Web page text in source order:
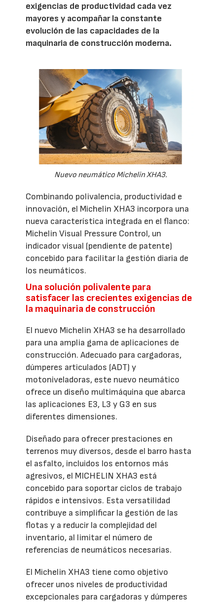
exigencias de productividad cada vez
mayores y acompañar la constante
evolución de las capacidades de la
maquinaria de construcción moderna.
Nuevo neumático Michelin XHA3.
Combinando polivalencia, productividad e
innovación, el Michelin XHA3 incorpora una
nueva característica integrada en el flanco:
Michelin Visual Pressure Control, un
indicador visual (pendiente de patente)
concebido para facilitar la gestión diaria de
los neumáticos.
Una solución polivalente para
satisfacer las crecientes exigencias de
la maquinaria de construcción
El nuevo Michelin XHA3 se ha desarrollado
para una amplia gama de aplicaciones de
construcción. Adecuado para cargadoras,
dúmperes articulados (ADT) y
motoniveladoras, este nuevo neumático
ofrece un diseño multimáquina que abarca
las aplicaciones E3, L3 y G3 en sus
diferentes dimensiones.
Diseñado para ofrecer prestaciones en
terrenos muy diversos, desde el barro hasta
el asfalto, incluidos los entornos más
agresivos, el MICHELIN XHA3 está
concebido para soportar ciclos de trabajo
rápidos e intensivos. Esta versatilidad
contribuye a simplificar la gestión de las
flotas y a reducir la complejidad del
inventario, al limitar el número de
referencias de neumáticos necesarias.
El Michelin XHA3 tiene como objetivo
ofrecer unos niveles de productividad
excepcionales para cargadoras y dúmperes